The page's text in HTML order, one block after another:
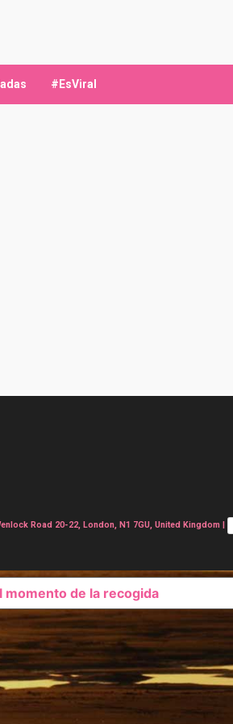
#EsViral
Road 20-22, London, N1 7GU, United Kingdom |
momento de la recogida